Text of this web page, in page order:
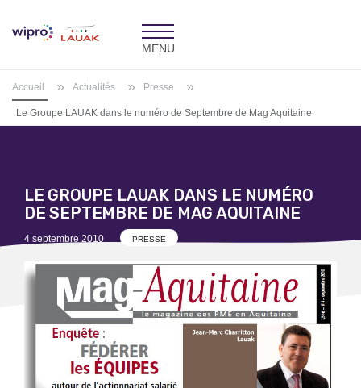
Toggle
navigation
Accueil » Actualités » Presse »
Le Groupe LAUAK dans le numéro de Septembre de Mag Aquitaine
LE GROUPE LAUAK DANS LE NUMÉRO
DE SEPTEMBRE DE MAG AQUITAINE
Posted
4 septembre 2010 PRESSE